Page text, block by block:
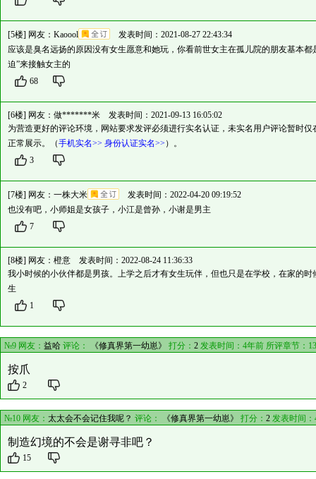
[5楼] 网友： Kaoool
发表时间：2021-08-27 22:43:34
应该是臭名远扬的原因没有女生愿意和她玩，你看前世女主在孤儿院的朋友基本
迫”来接触女主的
68
[6楼] 网友： 做*******米 发表时间：2021-09-13 16:05:02
为营造更好的评论环境，网站要求发评必须进行实名认证，未实名用户评论暂时
正常展示。（手机实名>> 身份认证实名>> ）。
3
[7楼] 网友： 一株大米
发表时间：2022-04-20 09:19:52
也没有吧，小师姐是女孩子，小江是曾孙，小谢是男主
7
[8楼] 网友： 橙意 发表时间：2022-08-24 11:36:33
我小时候的小伙伴都是男孩。上学之后才有女生玩伴，但也只是在学校，在家的
生
1
№9 网友： 益哈 评论： 《修真界第一幼崽》 打分： 2 发表时间：4年前 所评章节： 13
按爪
2
№10 网友： 太太会不会记住我呢？ 评论： 《修真界第一幼崽》 打分： 2 发表时间
制造幻境的不会是谢寻非吧？
15